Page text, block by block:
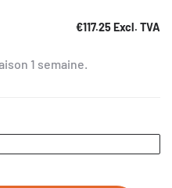
€117.25Excl. TVA
1 semaine.